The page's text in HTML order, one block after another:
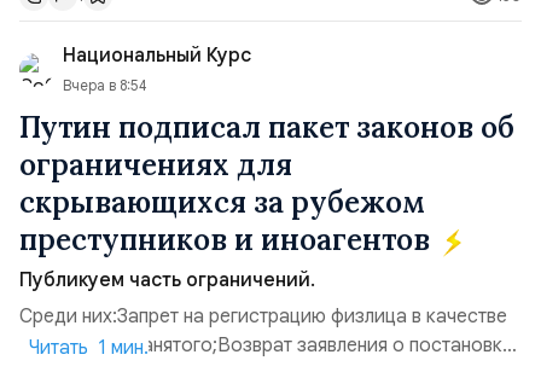
использовавшиеся для хранения военного
имущества ВСУ; Сортировочны...
Национальный Курс
Вчера в 8:54
Путин подписал пакет законов об
ограничениях для
скрывающихся за рубежом
преступников и иноагентов
Публикуем часть ограничений.
Среди них:Запрет на регистрацию физлица в качестве
ИП или самозанятого;Возврат заявления о постановке
Читать 1 мин.